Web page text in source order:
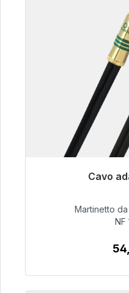
Cavo
Pronto per la
Martinetto
NF